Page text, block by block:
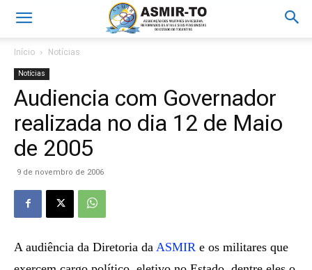
Início Notícias
Notícias
Audiencia com Governador
realizada no dia 12 de Maio
de 2005
9 de novembro de 2006
A audiência da Diretoria da ASMIR e os militares que